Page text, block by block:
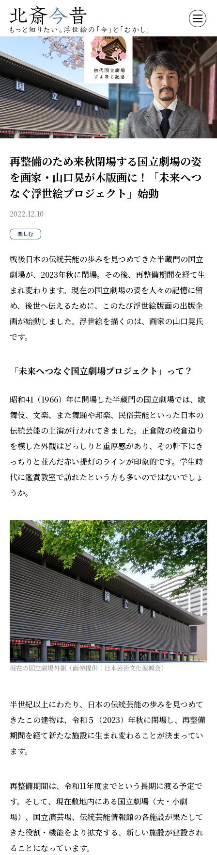
再整備のため来秋閉場する国立劇場の姿
を画家・山口晃が木版画に！「未来へつ
なぐ浮世絵プロジェクト」始動
2022.12.10
楽しむ
戦後日本の伝統芸能の歩みを見つめてきた半蔵門の国立
劇場が、2023年秋に閉場。その後、再整備期間を経て生
まれ変わります。現在の国立劇場の姿を人々の記憶に留
め、後世へ伝えるために、このたび浮世絵版画の出版企
画が始動しました。浮世絵を描くのは、画家の山口晃氏
です。
「未来へつなぐ国立劇場プロジェクト」って？
昭和41（1966）年に開場した半蔵門の国立劇場では、歌
舞伎、文楽、また舞踊や邦楽、民俗芸能といった日本の
伝統芸能の上演が行われてきました。正倉院の校倉造り
を模した外観はどっしりと重厚感があり、その軒下にき
っちりと並んだ赤い提灯のラインが印象的です。学生時
代に鑑賞教室で訪れたという方も多いのではないでしょ
うか。
現在の国立劇場外観（画像提供：日本芸術文化振興会）
半世紀以上にわたり、日本の伝統芸能の歩みを見つめて
きたこの建物は、令和５（2023）年秋に閉場し、再整備
期間を経て新たな施設に生まれ変わることが決まってい
ます。
再整備期間は、令和11年度までという長期に渡る予定で
す。そして、現在敷地内にある国立劇場（大・小劇
場）、国立演芸場、伝統芸能情報館の各施設が果たして
きた役割・機能をより拡充する、新しい施設が建設され
ることになっています。